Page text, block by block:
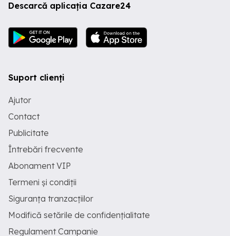
Descarcă aplicația Cazare24
Suport clienți
Ajutor
Contact
Publicitate
Întrebări frecvente
Abonament VIP
Termeni și condiții
Siguranța tranzacțiilor
Modifică setările de confidențialitate
Regulament Campanie